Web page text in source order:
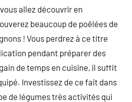
allez découvrir en
beaucoup de poêlées de
! Vous perdrez à ce titre
pendant préparer des
de temps en cuisine, il suffit
Investissez de ce fait dans
de légumes très activités qui